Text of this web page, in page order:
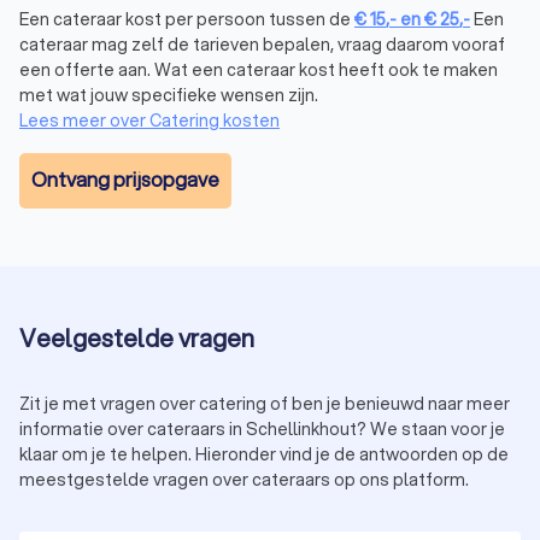
je gaan voor een uitgebreide barbecue, Midden-Oosterse
mezze of traditionele Hollandse hapjes. Of je nu kiest voor
een luxe diner, een informeel buffet of streetfood, er is altijd
een cateraar die jouw favoriete keuken tot in de puntjes
verzorgt.
Waarom kiezen voor een professionele
jouw evenement, van een bedrijfsborrel tot een
Kwaliteit:verse ingrediënten, professionele bereiding
en stijlvolle presentatie zorgen voor een onvergetelijke
culinaire ervaring.
Gemak:van het bestellen van hapjes voor een feestje
tot het regelen van een complete catering voor
Een cateraar kost per persoon tussen de €15,- en€25,-Een
cateraar mag zelf de tarieven bepalen, vraag daarom vooraf
een offerte aan. Wat een cateraar kost heeft ook te maken
met wat jouw specifieke wensen zijn.
Lees meer over Catering kosten
Ontvang prijsopgave
Veelgestelde vragen
Zit je met vragen over catering of ben je benieuwd naar meer
informatie over cateraars in Schellinkhout? We staan voor je
klaar om je te helpen. Hieronder vind je de antwoorden op de
meestgestelde vragen over cateraars op ons platform.